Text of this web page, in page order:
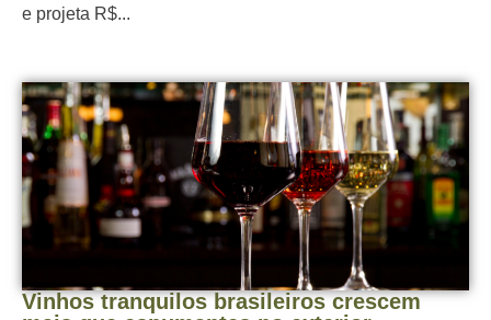
e projeta R$...
Vinhos tranquilos brasileiros crescem